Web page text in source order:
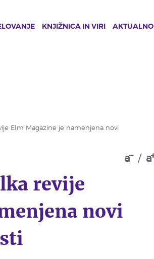
KNJIŽNICA IN VIRI AKTUALNO
Elm Magazine je namenjena novi
a / a
revije
novi